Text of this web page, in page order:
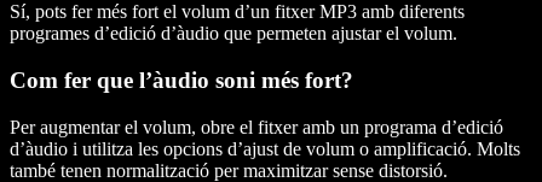
Sí, pots fer més fort el volum d’un fitxer MP3 amb diferents
programes d’edició d’àudio que permeten ajustar el volum.
Com fer que l’àudio soni més fort?
Per augmentar el volum, obre el fitxer amb un programa d’edició
d’àudio i utilitza les opcions d’ajust de volum o amplificació. Molts
també tenen normalització per maximitzar sense distorsió.